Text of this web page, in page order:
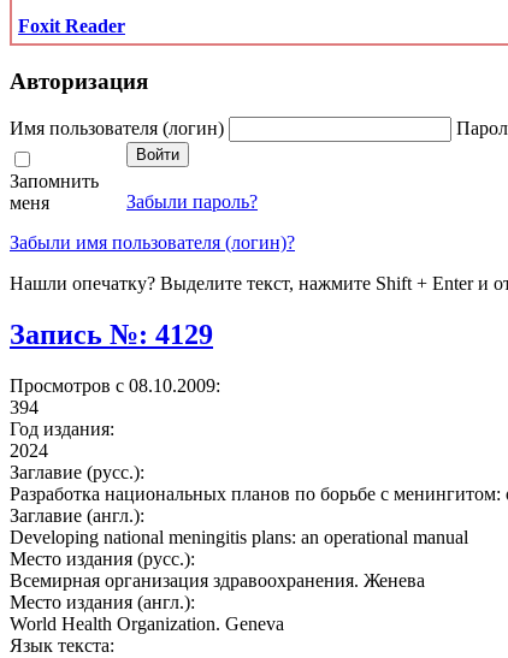
Foxit Reader
Авторизация
Имя пользователя (логин)
Запомнить
меня
Забыли пароль?
Забыли имя пользователя (логин)?
Нашли опечатку? Выделите текст, нажмите Shift + Enter и
Запись №: 4129
Просмотров с 08.10.2009:
394
Год издания:
2024
Заглавие (русс.):
Разработка национальных планов по борьбе с менингитом:
Заглавие (англ.):
Developing national meningitis plans: an operational manual
Место издания (русс.):
Всемирная организация здравоохранения. Женева
Место издания (англ.):
World Health Organization. Geneva
Язык текста: